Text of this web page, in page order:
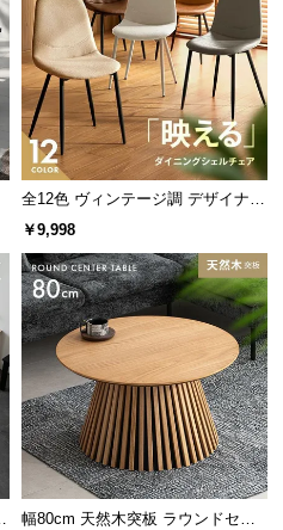
全12色 ヴィンテージ調 デザイナー
ズシェルチェア
￥9,998
幅80cm 天然木突板 ラウンドセン